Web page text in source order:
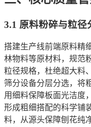
3.1 原料粉碎与粒径
搭建生产线前端原料精
林物料等原材料，规范
粒径规格，杜绝超大料
筛分设备分层分选，将
用细料保障板面光洁度
形成粗细搭配的科学铺
料，从源头保障刨花纯